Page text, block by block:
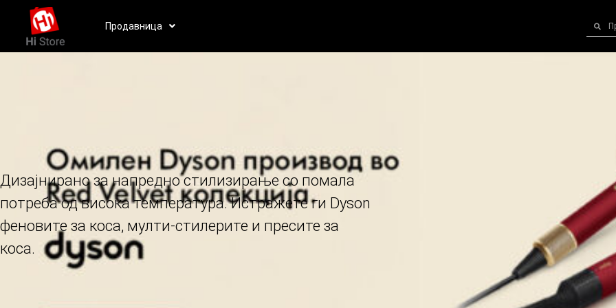
Продавница
Дизајнирано за напредно стилизирање со помала
потреба од висока температура. Истражете ги Dyson
феновите за коса, мулти-стилерите и пресите за
коса.